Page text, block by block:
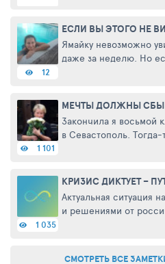
Ямайку невозможно
даже за неделю. Но
которые нельзя не
заповедник колибри!
12
МЕЧТЫ ДОЛЖНЫ
Закончила я восьмой
в Севастополь.
оторваться. Тогда ...
1 101
Актуальная ситуация
и решениями от
1 035
СМОТРЕТЬ ВСЕ